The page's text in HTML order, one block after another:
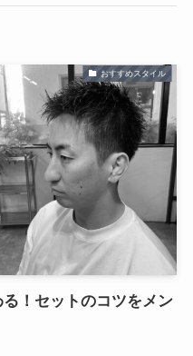
おすすめスタイル
！セットのコツをメン